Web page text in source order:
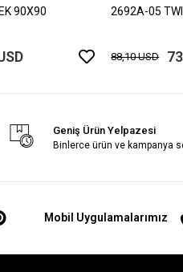
90X90 2692A-05
88,10 USD
Geniş Ürün Yelpazesi
Binlerce ürün ve kampanya
Mobil Uygulamalarımız